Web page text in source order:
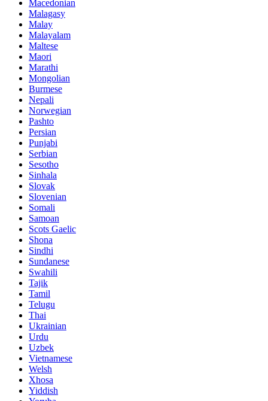
Macedonian
Malagasy
Malay
Malayalam
Maltese
Maori
Marathi
Mongolian
Burmese
Nepali
Norwegian
Pashto
Persian
Punjabi
Serbian
Sesotho
Sinhala
Slovak
Slovenian
Somali
Samoan
Scots Gaelic
Shona
Sindhi
Sundanese
Swahili
Tajik
Tamil
Telugu
Thai
Ukrainian
Urdu
Uzbek
Vietnamese
Welsh
Xhosa
Yiddish